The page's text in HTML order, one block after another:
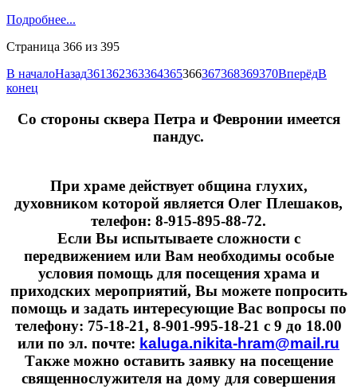
Подробнее...
Страница 366 из 395
В началоНазад361362363364365366367368369370ВперёдВ
конец
Cо стороны сквера Петра и Февронии имеется
пандус.
При храме действует община глухих,
духовником которой является Олег Плешаков,
телефон: 8-915-895-88-72.
Если Вы испытываете сложности с
передвижением или Вам необходимы особые
условия помощь для посещения храма и
приходских мероприятий, Вы можете попросить
помощь и задать интересующие Вас вопросы по
телефону: 75-18-21, 8-901-995-18-21 с 9 до 18.00
или по эл. почте: kaluga.nikita-hram@mail.ru
Также можно оставить заявку на посещение
священнослужителя на дому для совершения